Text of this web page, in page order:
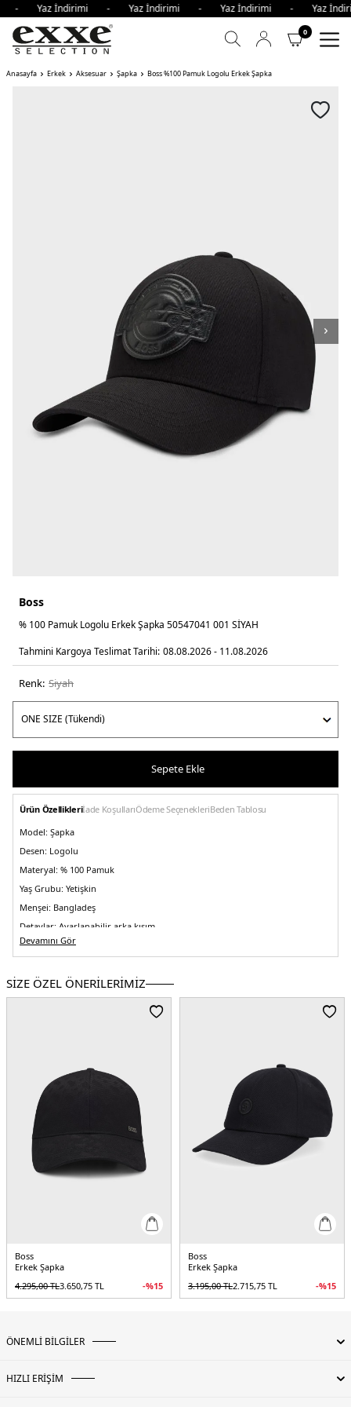
- Yaz İndirimi - Yaz İndirimi - Yaz İndirimi -
0
Anasayfa Erkek Aksesuar Şapka Boss %100 Pamuk Logolu Erkek Şapka
Boss
% 100 Pamuk Logolu Erkek Şapka 50547041 001 SİYAH
Tahmini Kargoya Teslimat Tarihi: 08.08.2026 - 11.08.2026
Renk: si̇yah
Sepete Ekle
Ürün Özellikleriİade KoşullarıÖdeme SeçenekleriBeden Tablosu
Model: Şapka
Desen: Logolu
Materyal: % 100 Pamuk
Yaş Grubu: Yetişkin
Menşei: Bangladeş
Detaylar: Ayarlanabilir arka kısım
5DK150547041001.07
Devamını Gör
SİZE ÖZEL ÖNERİLERİMİZ
Boss
Erkek Şapka
4.295,00TL3.650,75 TL -%15
Boss
Erkek Şapka
3.195,00TL2.715,75 TL -%15
ÖNEMLİ BİLGİLER
HIZLI ERİŞİM